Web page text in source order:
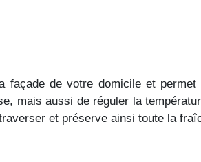
façade de votre domicile et
mais aussi de réguler la
et préserve ainsi toute la